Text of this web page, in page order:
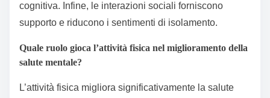
cognitiva. Infine, le interazioni sociali forniscono
supporto e riducono i sentimenti di isolamento.
Quale ruolo gioca l’attività fisica nel miglioramento della
salute mentale?
L’attività fisica migliora significativamente la salute